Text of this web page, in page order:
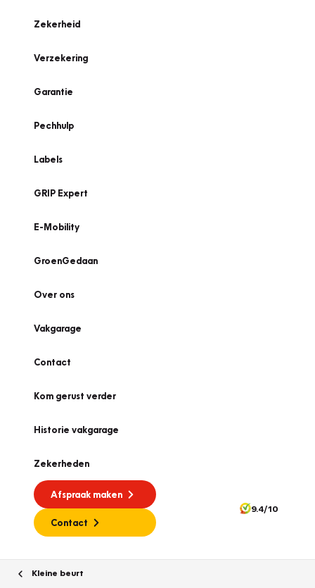
Zekerheid
Verzekering
Garantie
Pechhulp
Labels
GRIP Expert
E-Mobility
GroenGedaan
Over ons
Vakgarage
Contact
Kom gerust verder
Historie vakgarage
Zekerheden
Afspraak maken
Contact
9.4/10
Kleine beurt